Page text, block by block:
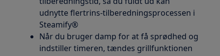
udnytte flertrins-tilberedningsprocessen i
Steamify®
Når du bruger damp for at få sprødhed og
indstiller timeren, tændes grillfunktionen